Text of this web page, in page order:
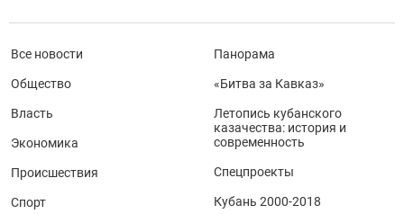
Все новости
Общество
Власть
Экономика
Происшествия
Спорт
Панорама
«Битва за Кавказ»
Летопись кубанского
казачества: история и
современность
Спецпроекты
Кубань 2000-2018